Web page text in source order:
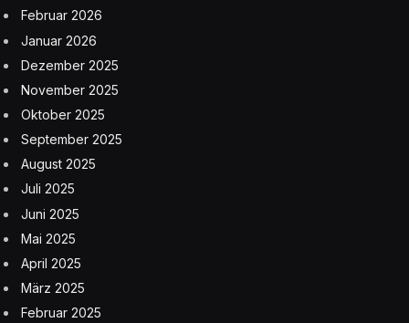
Februar 2026
Januar 2026
Dezember 2025
November 2025
Oktober 2025
September 2025
August 2025
Juli 2025
Juni 2025
Mai 2025
April 2025
März 2025
Februar 2025